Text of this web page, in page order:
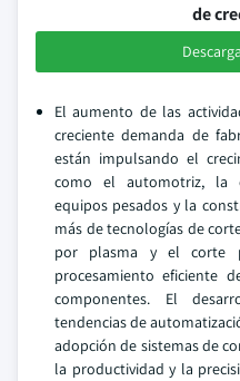
de
El aumento de las
creciente demanda de
están impulsando el
como el automotriz, la
equipos pesados y la
más de tecnologías de
por plasma y el corte
procesamiento eficiente
componentes. El
tendencias de
adopción de sistemas de
la productividad y la